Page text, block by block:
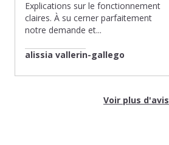
Explications sur le fonctionnement
claires. À su cerner parfaitement
notre demande et...
alissia vallerin-gallego
Voir plus d'avis